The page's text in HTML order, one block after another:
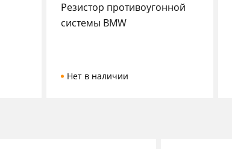
Резистор противоугонной
системы BMW
Нет в наличии